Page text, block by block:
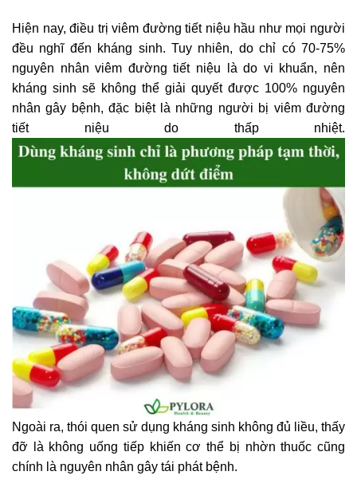
Hiện nay, điều trị viêm đường tiết niệu hầu như mọi người
đều nghĩ đến kháng sinh. Tuy nhiên, do chỉ có 70-75%
nguyên nhân viêm đường tiết niệu là do vi khuẩn, nên
kháng sinh sẽ không thể giải quyết được 100% nguyên
nhân gây bệnh, đặc biệt là những người bị viêm đường
tiết niệu do thấp nhiệt.
Ngoài ra, thói quen sử dụng kháng sinh không đủ liều, thấy
đỡ là không uống tiếp khiến cơ thể bị nhờn thuốc cũng
chính là nguyên nhân gây tái phát bệnh.